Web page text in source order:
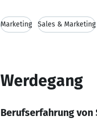
Marketing Sales & Marketing
Werdegang
Berufserfahrung von